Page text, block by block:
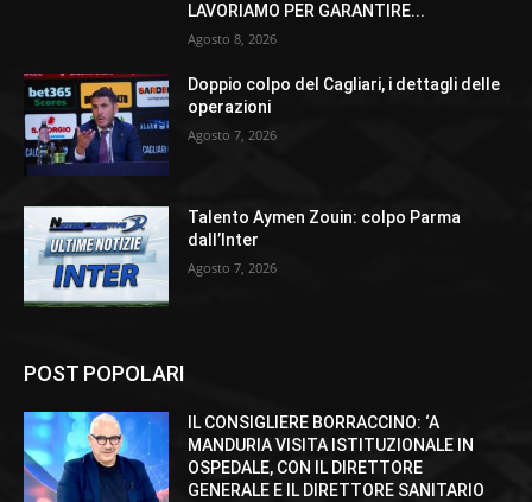
LAVORIAMO PER GARANTIRE...
Agosto 8, 2026
Doppio colpo del Cagliari, i dettagli delle
operazioni
Agosto 7, 2026
Talento Aymen Zouin: colpo Parma
dall’Inter
Agosto 7, 2026
POST POPOLARI
IL CONSIGLIERE BORRACCINO: ‘A
MANDURIA VISITA ISTITUZIONALE IN
OSPEDALE, CON IL DIRETTORE
GENERALE E IL DIRETTORE SANITARIO